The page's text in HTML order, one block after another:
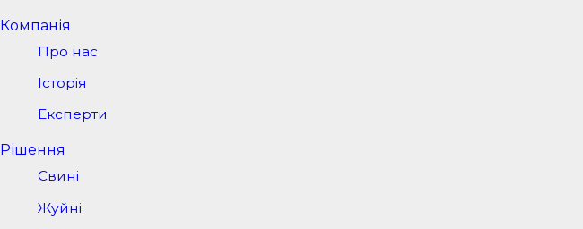
Компанія
Про нас
Історія
Експерти
Рішення
Свині
Жуйні